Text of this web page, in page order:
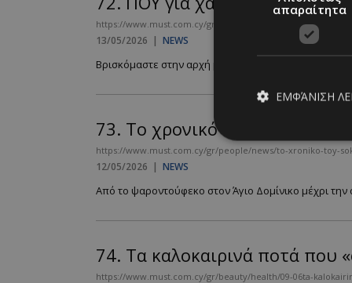
https://www.must.com.cy/gr/people/news/poy-gia-xantaio-
13/05/2026 | NEWS
Βρισκόμαστε στην αρχή μίας νέας πανδημίας; - Ο ΠΟΥ
73. Το χρονικό του
https://www.must.com.cy/gr/people/news/to-xroniko-toy-
12/05/2026 | NEWS
Από το ψαροντούφεκο στον Άγιο Δομίνικο μέχρι την
74. Τα καλοκαιρινά ποτά που
https://www.must.com.cy/gr/beauty/health/09-06ta-
απαραίτητα
ΕΜΦΆΝΙΣΗ
PinToTopCookie